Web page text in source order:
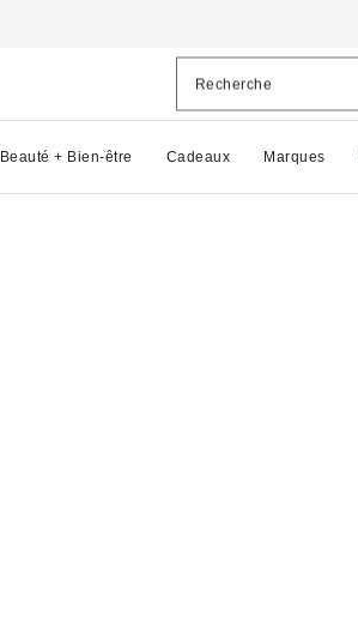
Beauté + Bien-être Cadeaux Marques